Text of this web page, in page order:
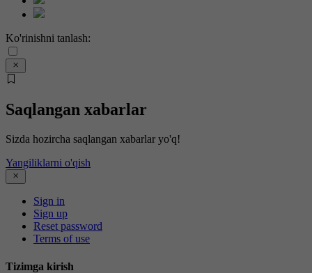
Ko'rinishni tanlash:
Saqlangan xabarlar
Sizda hozircha saqlangan xabarlar yo'q!
Yangiliklarni o'qish
Sign in
Sign up
Reset password
Terms of use
Tizimga kirish